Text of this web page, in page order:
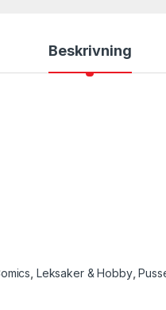
Beskrivning
, Leksaker & Hobby,